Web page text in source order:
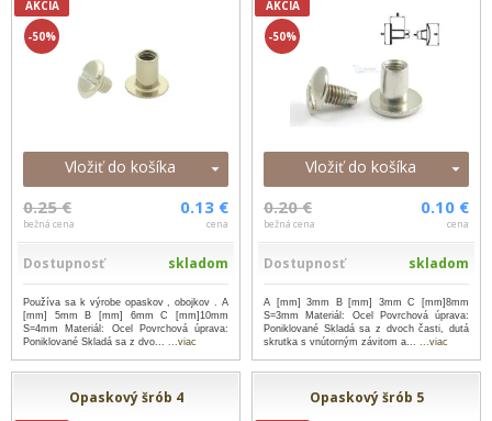
AKCIA
-50%
Vložiť do košíka
0.25 €
bežná cena
0.13 €
cena
Dostupnosť skladom
Používa sa k výrobe opaskov , obojkov . A
[mm] 5mm B [mm] 6mm C [mm]10mm
S=4mm Materiál: Ocel Povrchová úprava:
Poniklované Skladá sa z dvo...
...viac
AKCIA
-50%
Vložiť do košíka
0.20 €
bežná cena
0.10 €
cena
Dostupnosť skladom
A [mm] 3mm B [mm] 3mm C [mm]8mm
S=3mm Materiál: Ocel Povrchová úprava:
Poniklované Skladá sa z dvoch časti, dutá
skrutka s vnútorným závitom a...
...viac
Opaskový šrób 4 Opaskový šrób 5